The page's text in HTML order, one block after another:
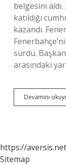
belgesini
katıldığı
kazandı.
sürdü. Başkan
arasındaki
Devamını
https://aversis.net
Sitemap